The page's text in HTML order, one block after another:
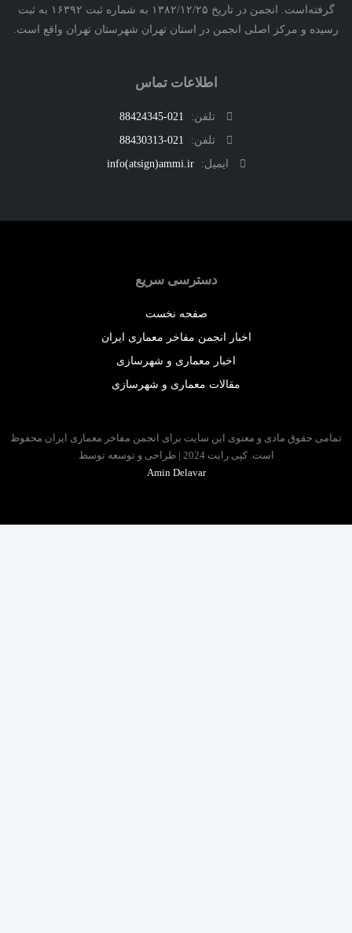
گرفته‌است. انجمن در تاریخ ۱۳۸۲/۱۲/۲۵ به شماره ثبت ۱۶۳۹۲ به ثبت
و مرکز اصلی انجمن در استان تهران شهرستان تهران واقع است.
اطلاعات تماس
تلفن:
021-88424345
تلفن:
021-88430313
ایمیل:
info(atsign)ammi.ir
دسترسی سریع
صفحه نخست
اخبار انجمن مفاخر معماری ایران
اخبار معماری و شهرسازی
مقالات معماری و شهرسازی
حقوق مادی و معنوی این سایت برای انجمن مفاخر معماری ایران محفوظ
است. کپی رایت 2024 | طراحی و توسعه توسط
Amin Delavar